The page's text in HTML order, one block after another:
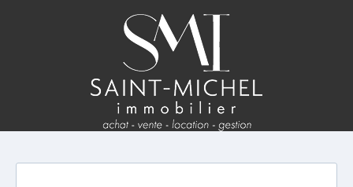
ESTIMATION
FAQ